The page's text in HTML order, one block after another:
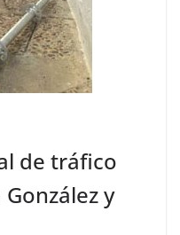
de tráfico
y